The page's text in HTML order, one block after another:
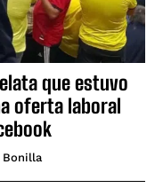
que estuvo
oferta laboral